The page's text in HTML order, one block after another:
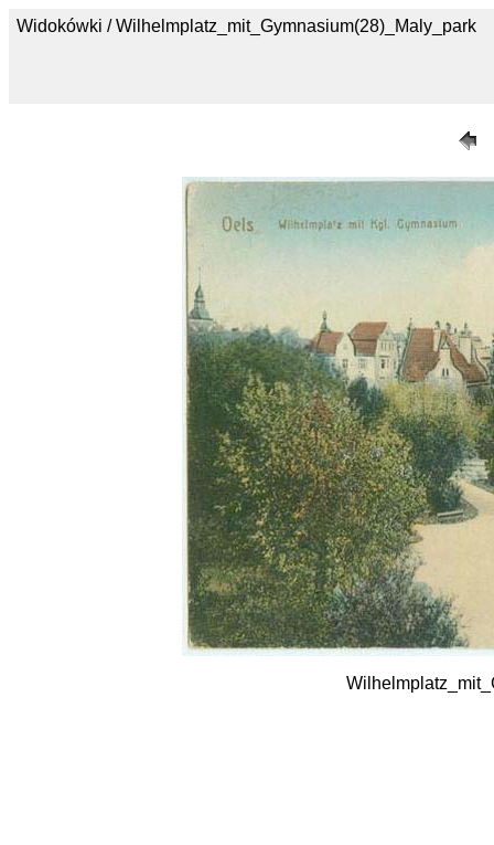
Widokówki / Wilhelmplatz_mit_Gymnasium(28)_Maly_park